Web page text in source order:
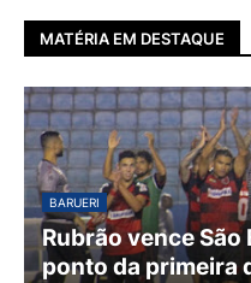
MATÉRIA EM DESTAQUE
BARUERI
Rubrão vence São
ponto da primeira